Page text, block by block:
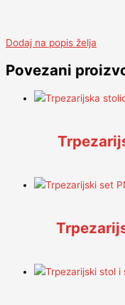
Dodaj na popis želja
Povezani